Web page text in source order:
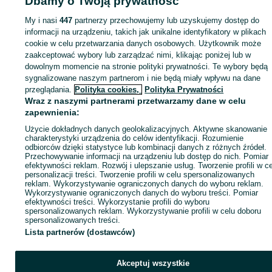
sprzedającym
Zaloguj się / Załóż konto
Kup
My i nasi447 partnerzy przechowujemy lub uzyskujemy dostęp do
informacji na urządzeniu, takich jak unikalne identyfikatory w plikach
cookie w celu przetwarzania danych osobowych. Użytkownik może
zaakceptować wybory lub zarządzać nimi, klikając poniżej lub w
dowolnym momencie na stronie polityki prywatności. Te wybory będą
sygnalizowane naszym partnerom i nie będą miały wpływu na dane
przeglądania. Polityka cookies, Polityka Prywatności
Wraz z naszymi partnerami przetwarzamy dane w celu
zapewnienia:
Użycie dokładnych danych geolokalizacyjnych. Aktywne skanowanie
charakterystyki urządzenia do celów identyfikacji. Rozumienie
odbiorców dzięki statystyce lub kombinacji danych z różnych źródeł.
Przechowywanie informacji na urządzeniu lub dostęp do nich. Pomiar
efektywności reklam. Rozwój i ulepszanie usług. Tworzenie profili w
personalizacji treści. Tworzenie profili w celu spersonalizowanych
reklam. Wykorzystywanie ograniczonych danych do wyboru reklam.
Wykorzystywanie ograniczonych danych do wyboru treści. Pomiar
efektywności treści. Wykorzystanie profili do wyboru
spersonalizowanych reklam. Wykorzystywanie profili w celu doboru
spersonalizowanych treści.
Lista partnerów (dostawców)
Akceptuj wszystkie